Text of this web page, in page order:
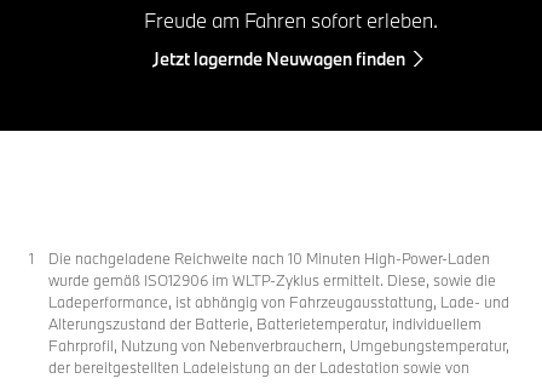
Freude am Fahren sofort erleben.
Jetzt lagernde Neuwagen finden
Die nachgeladene Reichweite nach 10 Minuten High-Power-Laden
wurde gemäß ISO12906 im WLTP-Zyklus ermittelt. Diese, sowie die
Ladeperformance, ist abhängig von Fahrzeugausstattung, Lade- und
Alterungszustand der Batterie, Batterietemperatur, individuellem
Fahrprofil, Nutzung von Nebenverbrauchern, Umgebungstemperatur,
der bereitgestellten Ladeleistung an der Ladestation sowie von